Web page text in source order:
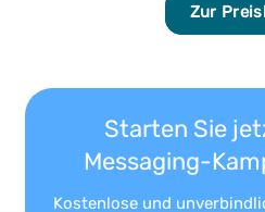
Zur
Starten Sie
Messaging-
Kostenlose und